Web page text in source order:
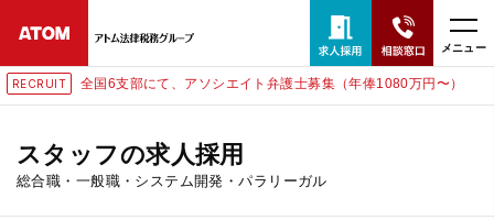
メニュー
6支部にて、アソシエイト弁護士募集（年俸1080万円〜） RECRUIT
スタッフの求人採用
総合職・一般職・システム開発・パラリーガル
24時間365日全国対応
無料相談窓口はこちら